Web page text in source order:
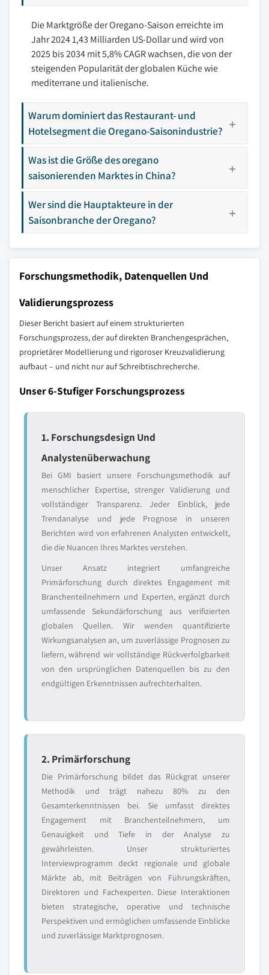
Die Marktgröße der Oregano-Saison erreichte im
Jahr 2024 1,43 Milliarden US-Dollar und wird von
2025 bis 2034 mit 5,8% CAGR wachsen, die von der
steigenden Popularität der globalen Küche wie
mediterrane und italienische.
Warum dominiert das Restaurant- und
Hotelsegment die Oregano-Saisonindustrie?
Was ist die Größe des oregano
saisonierenden Marktes in China?
Wer sind die Hauptakteure in der
Saisonbranche der Oregano?
Forschungsmethodik, Datenquellen Und
Validierungsprozess
Dieser Bericht basiert auf einem strukturierten
Forschungsprozess, der auf direkten Branchengesprächen,
proprietärer Modellierung und rigoroser Kreuzvalidierung
aufbaut – und nicht nur auf Schreibtischrecherche.
Unser 6-Stufiger Forschungsprozess
1. Forschungsdesign Und
Analystenüberwachung
Bei GMI basiert unsere Forschungsmethodik auf
menschlicher Expertise, strenger Validierung und
vollständiger Transparenz. Jeder Einblick, jede
Trendanalyse und jede Prognose in unseren
Berichten wird von erfahrenen Analysten entwickelt,
die die Nuancen Ihres Marktes verstehen.
Unser Ansatz integriert umfangreiche
Primärforschung durch direktes Engagement mit
Branchenteilnehmern und Experten, ergänzt durch
umfassende Sekundärforschung aus verifizierten
globalen Quellen. Wir wenden quantifizierte
Wirkungsanalysen an, um zuverlässige Prognosen zu
liefern, während wir vollständige Rückverfolgbarkeit
von den ursprünglichen Datenquellen bis zu den
endgültigen Erkenntnissen aufrechterhalten.
2. Primärforschung
Die Primärforschung bildet das Rückgrat unserer
Methodik und trägt nahezu 80% zu den
Gesamterkenntnissen bei. Sie umfasst direktes
Engagement mit Branchenteilnehmern, um
Genauigkeit und Tiefe in der Analyse zu
gewährleisten. Unser strukturiertes
Interviewprogramm deckt regionale und globale
Märkte ab, mit Beiträgen von Führungskräften,
Direktoren und Fachexperten. Diese Interaktionen
bieten strategische, operative und technische
Perspektiven und ermöglichen umfassende Einblicke
und zuverlässige Marktprognosen.